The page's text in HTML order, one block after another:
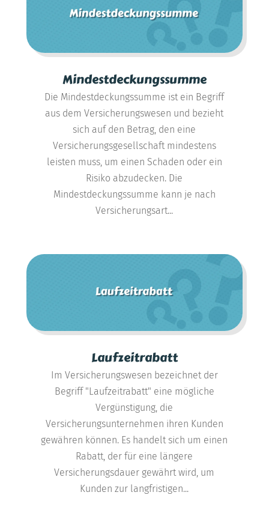
Mindestdeckungssumme
Die Mindestdeckungssumme ist ein Begriff
aus dem Versicherungswesen und bezieht
sich auf den Betrag, den eine
Versicherungsgesellschaft mindestens
leisten muss, um einen Schaden oder ein
Risiko abzudecken. Die
Mindestdeckungssumme kann je nach
Versicherungsart...
Laufzeitrabatt
Im Versicherungswesen bezeichnet der
Begriff "Laufzeitrabatt" eine mögliche
Vergünstigung, die
Versicherungsunternehmen ihren Kunden
gewähren können. Es handelt sich um einen
Rabatt, der für eine längere
Versicherungsdauer gewährt wird, um
Kunden zur langfristigen...